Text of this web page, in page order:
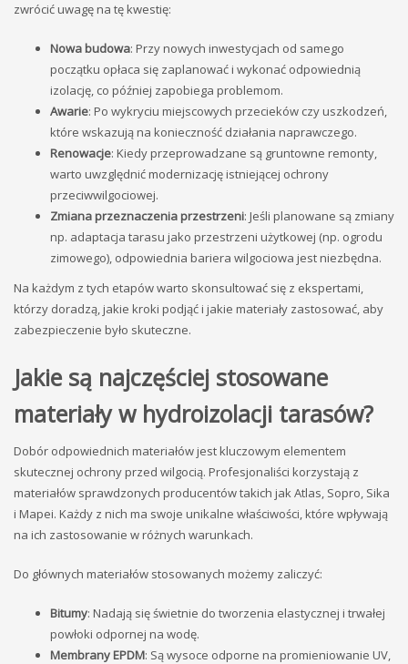
zwrócić uwagę na tę kwestię:
Nowa budowa: Przy nowych inwestycjach od samego
początku opłaca się zaplanować i wykonać odpowiednią
izolację, co później zapobiega problemom.
Awarie: Po wykryciu miejscowych przecieków czy uszkodzeń,
które wskazują na konieczność działania naprawczego.
Renowacje: Kiedy przeprowadzane są gruntowne remonty,
warto uwzględnić modernizację istniejącej ochrony
przeciwwilgociowej.
Zmiana przeznaczenia przestrzeni: Jeśli planowane są zmiany
np. adaptacja tarasu jako przestrzeni użytkowej (np. ogrodu
zimowego), odpowiednia bariera wilgociowa jest niezbędna.
Na każdym z tych etapów warto skonsultować się z ekspertami,
którzy doradzą, jakie kroki podjąć i jakie materiały zastosować, aby
zabezpieczenie było skuteczne.
Jakie są najczęściej stosowane
materiały w hydroizolacji tarasów?
Dobór odpowiednich materiałów jest kluczowym elementem
skutecznej ochrony przed wilgocią. Profesjonaliści korzystają z
materiałów sprawdzonych producentów takich jak Atlas, Sopro, Sika
i Mapei. Każdy z nich ma swoje unikalne właściwości, które wpływają
na ich zastosowanie w różnych warunkach.
Do głównych materiałów stosowanych możemy zaliczyć:
Bitumy: Nadają się świetnie do tworzenia elastycznej i trwałej
powłoki odpornej na wodę.
Membrany EPDM: Są wysoce odporne na promieniowanie UV,